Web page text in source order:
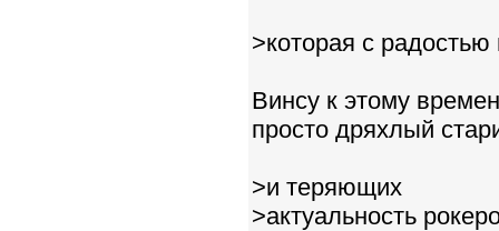
>которая с
Винсу к этому
просто дряхлый
>и теряющих
>актуальность